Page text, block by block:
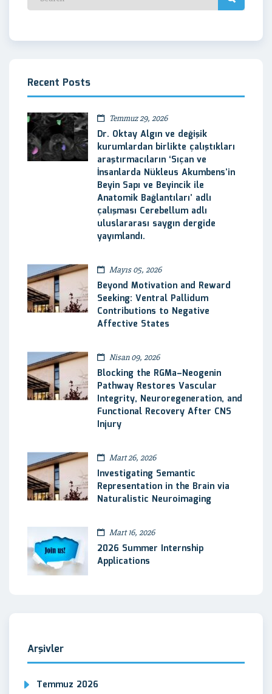
Recent Posts
Temmuz 29, 2026
Dr. Oktay Algın ve değişik
kurumlardan birlikte çalıştıkları
araştırmacıların ‘Sıçan ve
İnsanlarda Nükleus Akumbens’in
Beyin Sapı ve Beyincik ile
Anatomik Bağlantıları’ adlı
çalışması Cerebellum adlı
uluslararası saygın dergide
yayımlandı.
Mayıs 05, 2026
Beyond Motivation and Reward
Seeking: Ventral Pallidum
Contributions to Negative
Affective States
Nisan 09, 2026
Blocking the RGMa–Neogenin
Pathway Restores Vascular
Integrity, Neuroregeneration, and
Functional Recovery After CNS
Injury
Mart 26, 2026
Investigating Semantic
Representation in the Brain via
Naturalistic Neuroimaging
Mart 16, 2026
2026 Summer Internship
Applications
Arşivler
Temmuz 2026